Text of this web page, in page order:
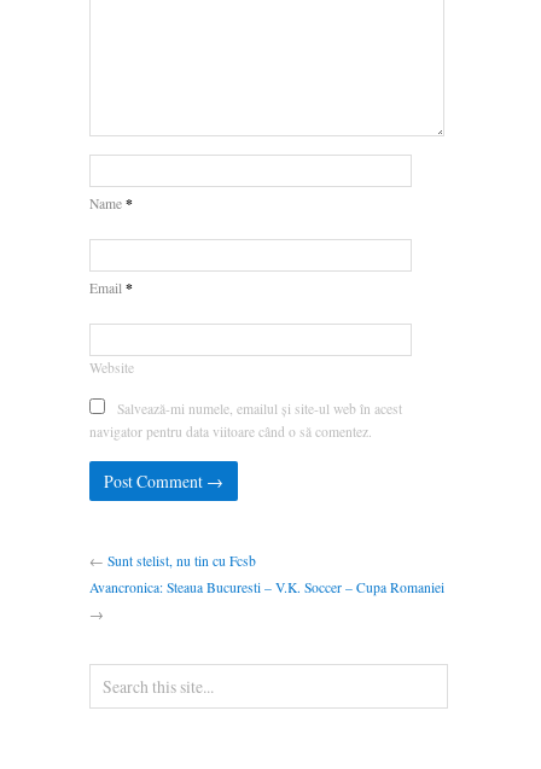
Name *
Email *
Website
Salvează-mi numele, emailul și site-ul web în acest
navigator pentru data viitoare când o să comentez.
← Sunt stelist, nu tin cu Fcsb
Avancronica: Steaua Bucuresti – V.K. Soccer – Cupa Romaniei
→